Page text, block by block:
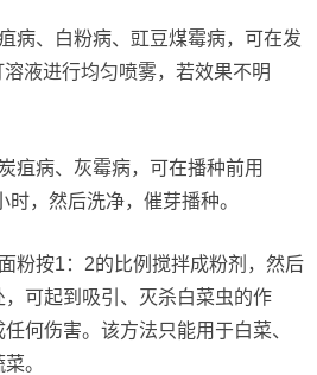
、白粉病、豇豆煤霉病，可在发
液进行均匀喷雾，若效果不明
病、灰霉病，可在播种前用
，然后洗净，催芽播种。
按1：2的比例搅拌成粉剂，然后
可起到吸引、灭杀白菜虫的作
何伤害。该方法只能用于白菜、
。